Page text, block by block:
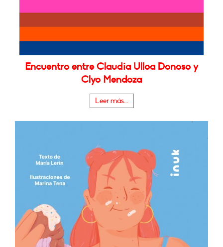
Encuentro entre Claudia Ulloa Donoso y
Clyo Mendoza
Leer más...